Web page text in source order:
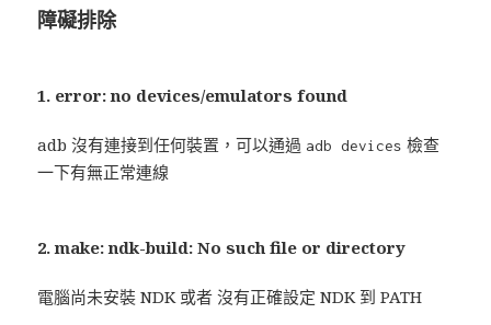
障礙排除
1. error: no devices/emulators found
adb 沒有連接到任何裝置，可以通過 adb devices 檢查
一下有無正常連線
2. make: ndk-build: No such file or directory
電腦尚未安裝 NDK 或者 沒有正確設定 NDK 到 PATH